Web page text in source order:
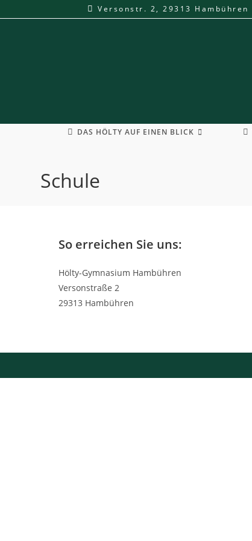
Inhalt
Versonstr. 2, 29313 Hambühren
DAS HÖLTY AUF EINEN BLICK
Schule
So erreichen Sie uns:
Hölty-Gymnasium Hambühren
Versonstraße 2
29313 Hambühren